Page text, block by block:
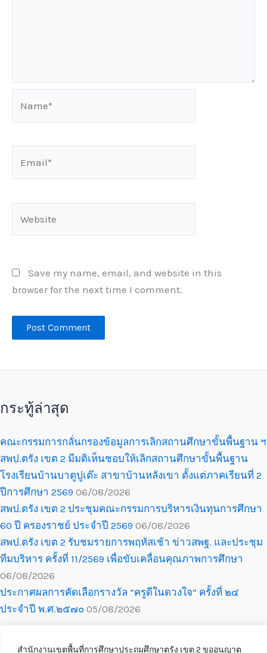
สำนักงานเขตพื้นที่การศึกษาประถมศึกษาตรัง เขต 2 ขออนุญาต
Save my name, email, and website in this
browser for the next time I comment.
กระทู้ล่าสุด
คณะกรรมการกลั่นกรองข้อมูลการเลิกสถานศึกษาขั้นพื้นฐาน ฯ
สพป.ตรัง เขต 2 มีมติเห็นชอบให้เลิกสถานศึกษาขั้นพื้นฐาน
โรงเรียนบ้านบาตูปูเต๊ะ สาขาบ้านหลังเขา ตั้งแต่ภาคเรียนที่ 2
ปีการศึกษา 2569 06/08/2026
สพป.ตรัง เขต 2 ประชุมคณะกรรมการบริหารเงินทุนการศึกษา
60 ปี ครองราชย์ ประจำปี 2569 06/08/2026
สพป.ตรัง เขต 2 รับชมรายการพฤหัสเช้า ข่าวสพฐ. และประชุม
ทีมบริหาร ครั้งที่ 11/2569 เพื่อขับเคลื่อนคุณภาพการศึกษา
06/08/2026
ประกาศผลการคัดเลือกรางวัล “ครูดีในดวงใจ” ครั้งที่ ๒๔
ประจำปี พ.ศ.๒๕๗๐ 05/08/2026